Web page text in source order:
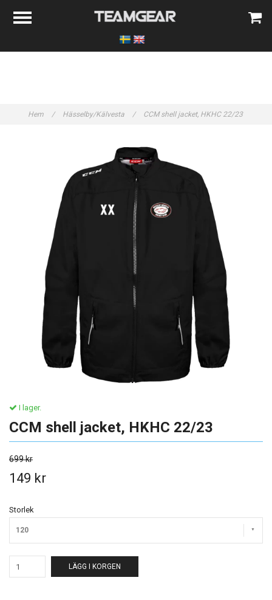
Hem / Hässelby/Kälvesta / CCM shell jacket, HKHC 22/23
I lager.
CCM shell jacket, HKHC 22/23
699 kr
149 kr
Storlek
120
LÄGG I KORGEN